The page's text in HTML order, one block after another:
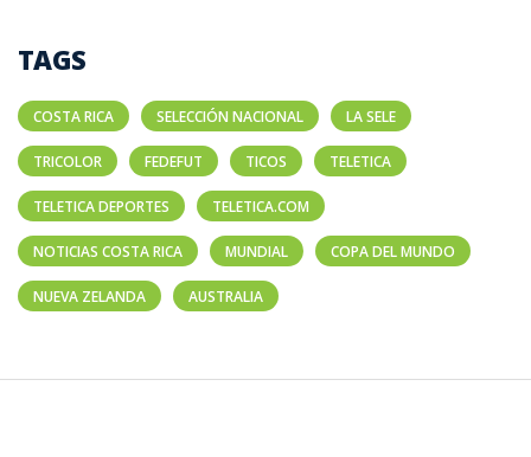
TAGS
COSTA RICA SELECCIÓN NACIONAL LA SELE
TRICOLOR FEDEFUT TICOS TELETICA
TELETICA DEPORTES TELETICA.COM
NOTICIAS COSTA RICA MUNDIAL COPA DEL MUNDO
NUEVA ZELANDA AUSTRALIA